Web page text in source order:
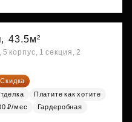
43.5м²
корпус, 1 секция, 2
Скидка
Платите как хотите
₽/мес
Гардеробная